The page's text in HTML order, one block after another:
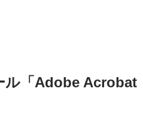
ル「Adobe Acrobat